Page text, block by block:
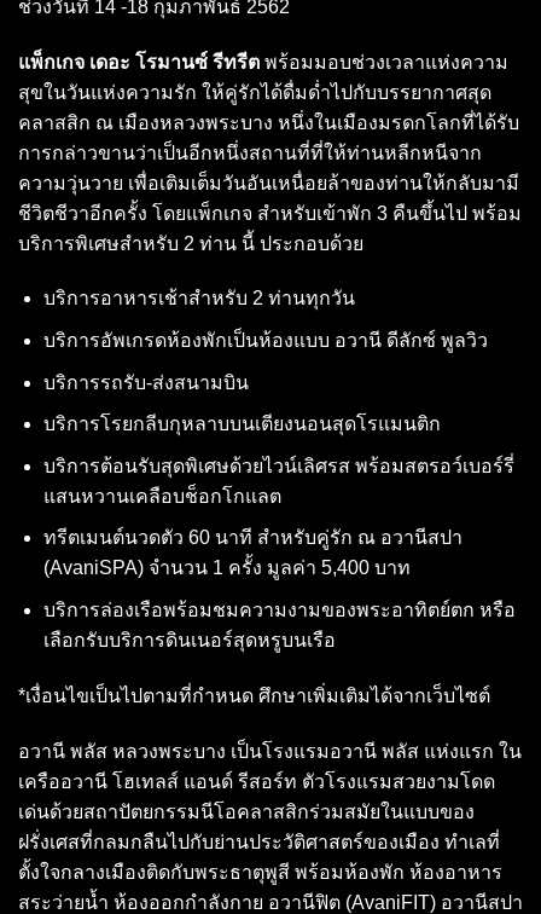
ช่วงวันที่ 14 -18 กุมภาพันธ์ 2562
แพ็กเกจ เดอะ โรมานซ์ รีทรีต พร้อมมอบช่วงเวลาแห่งความ
สุขในวันแห่งความรัก ให้คู่รักได้ดื่มด่ำไปกับบรรยากาศสุด
คลาสสิก ณ เมืองหลวงพระบาง หนึ่งในเมืองมรดกโลกที่ได้รับ
การกล่าวขานว่าเป็นอีกหนึ่งสถานที่ที่ให้ท่านหลีกหนีจาก
ความวุ่นวาย เพื่อเติมเต็มวันอันเหนื่อยล้าของท่านให้กลับมามี
ชีวิตชีวาอีกครั้ง โดยแพ็กเกจ สำหรับเข้าพัก 3 คืนขึ้นไป พร้อม
บริการพิเศษสำหรับ 2 ท่าน นี้ ประกอบด้วย
บริการอาหารเช้าสำหรับ 2 ท่านทุกวัน
บริการอัพเกรดห้องพักเป็นห้องแบบ อวานี ดีลักซ์ พูลวิว
บริการรถรับ-ส่งสนามบิน
บริการโรยกลีบกุหลาบบนเตียงนอนสุดโรแมนติก
บริการต้อนรับสุดพิเศษด้วยไวน์เลิศรส พร้อมสตรอว์เบอร์รี่
แสนหวานเคลือบช็อกโกแลต
ทรีตเมนต์นวดตัว 60 นาที สำหรับคู่รัก ณ อวานีสปา
(AvaniSPA) จำนวน 1 ครั้ง มูลค่า 5,400 บาท
บริการล่องเรือพร้อมชมความงามของพระอาทิตย์ตก หรือ
เลือกรับบริการดินเนอร์สุดหรูบนเรือ
*เงื่อนไขเป็นไปตามที่กำหนด ศึกษาเพิ่มเติมได้จากเว็บไซต์
อวานี พลัส หลวงพระบาง เป็นโรงแรมอวานี พลัส แห่งแรก ใน
เครืออวานี โฮเทลส์ แอนด์ รีสอร์ท ตัวโรงแรมสวยงามโดด
เด่นด้วยสถาปัตยกรรมนีโอคลาสสิกร่วมสมัยในแบบของ
ฝรั่งเศสที่กลมกลืนไปกับย่านประวัติศาสตร์ของเมือง ทำเลที่
ตั้งใจกลางเมืองติดกับพระธาตุพูสี พร้อมห้องพัก ห้องอาหาร
สระว่ายน้ำ ห้องออกกำลังกาย อวานีฟิต (AvaniFIT) อวานีสปา